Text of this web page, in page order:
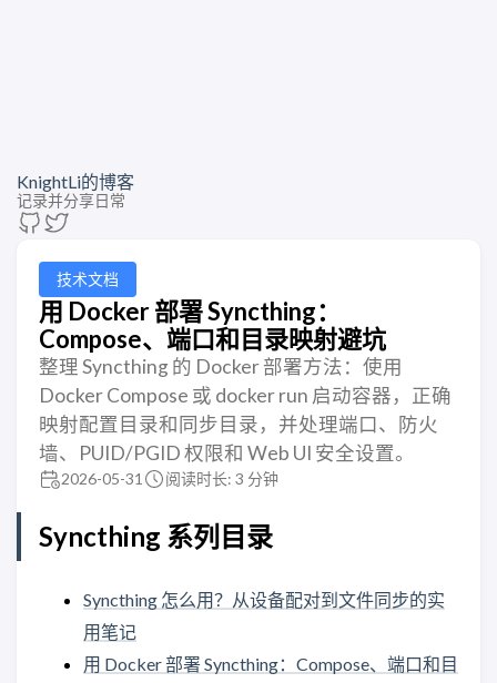
KnightLi的博客
记录并分享日常
技术文档
用 Docker 部署 Syncthing：
Compose、端口和目录映射避坑
整理 Syncthing 的 Docker 部署方法：使用
Docker Compose 或 docker run 启动容器，正确
映射配置目录和同步目录，并处理端口、防火
墙、PUID/PGID 权限和 Web UI 安全设置。
2026-05-31 阅读时长: 3 分钟
Syncthing 系列目录
Syncthing 怎么用？从设备配对到文件同步的实
用笔记
用 Docker 部署 Syncthing：Compose、端口和目